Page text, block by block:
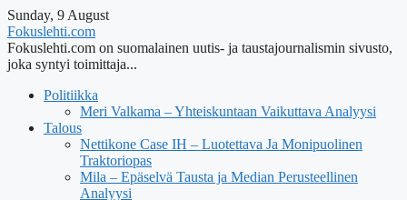
Sunday, 9 August
Fokuslehti.com
Fokuslehti.com on suomalainen uutis- ja taustajournalismin sivusto,
joka syntyi toimittaja...
Politiikka
Meri Valkama – Yhteiskuntaan Vaikuttava Analyysi
Talous
Nettikone Case IH – Luotettava Ja Monipuolinen
Traktoriopas
Mila – Epäselvä Tausta ja Median Perusteellinen
Analyysi